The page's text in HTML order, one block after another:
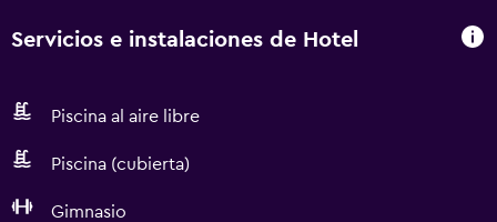
Servicios e instalaciones de Hotel
Piscina al aire libre
Piscina (cubierta)
Gimnasio